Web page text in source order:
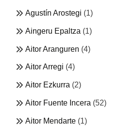
Agustín Arostegi (1)
Aingeru Epaltza (1)
Aitor Aranguren (4)
Aitor Arregi (4)
Aitor Ezkurra (2)
Aitor Fuente Incera (52)
Aitor Mendarte (1)